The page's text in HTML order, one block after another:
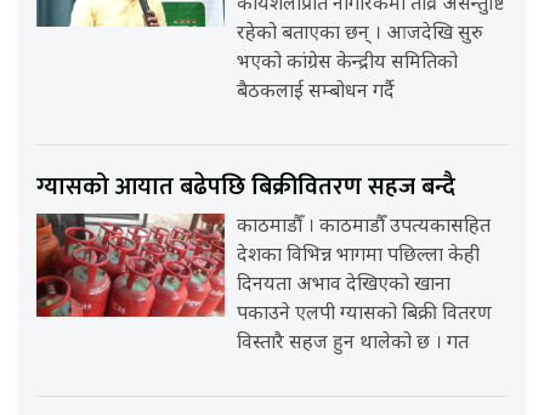
कार्यशैलीप्रति नागरिकमा तीव्र असन्तुष्टि
रहेको बताएका छन् । आजदेखि सुरु
भएको कांग्रेस केन्द्रीय समितिको
बैठकलाई सम्बोधन गर्दै
ग्यासको आयात बढेपछि बिक्रीवितरण सहज बन्दै
काठमाडौँ । काठमाडौँ उपत्यकासहित
देशका विभिन्न भागमा पछिल्ला केही
दिनयता अभाव देखिएको खाना
पकाउने एलपी ग्यासको बिक्री वितरण
विस्तारै सहज हुन थालेको छ । गत